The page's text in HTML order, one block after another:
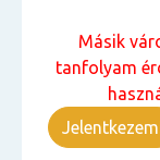
Másik
tanfolyam